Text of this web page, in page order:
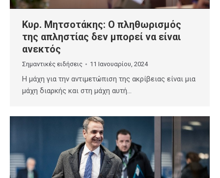
Κυρ. Μητσοτάκης: O πληθωρισμός
της απληστίας δεν μπορεί να είναι
ανεκτός
Σημαντικές ειδήσεις 11 Ιανουαρίου, 2024
Η μάχη για την αντιμετώπιση της ακρίβειας είναι μια
μάχη διαρκής και στη μάχη αυτή…